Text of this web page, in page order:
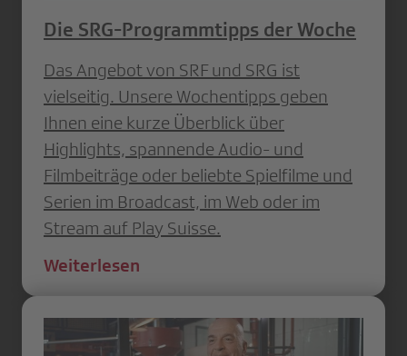
Die SRG-Programmtipps der Woche
Das Angebot von SRF und SRG ist
vielseitig. Unsere Wochentipps geben
Ihnen eine kurze Überblick über
Highlights, spannende Audio- und
Filmbeiträge oder beliebte Spielfilme und
Serien im Broadcast, im Web oder im
Stream auf Play Suisse.
Weiterlesen